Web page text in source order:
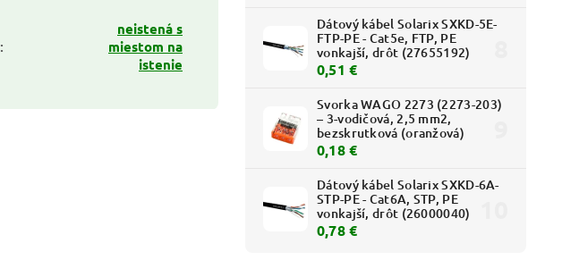
Dátový kábel Solarix SXKD-5E-
FTP-PE - Cat5e, FTP, PE
vonkajší, drôt (27655192)
0,51 €
Svorka WAGO 2273 (2273-203)
– 3-vodičová, 2,5 mm2,
bezskrutková (oranžová)
0,18 €
Dátový kábel Solarix SXKD-6A-
STP-PE - Cat6A, STP, PE
vonkajší, drôt (26000040)
0,78 €
:
neistená s
miestom na
istenie